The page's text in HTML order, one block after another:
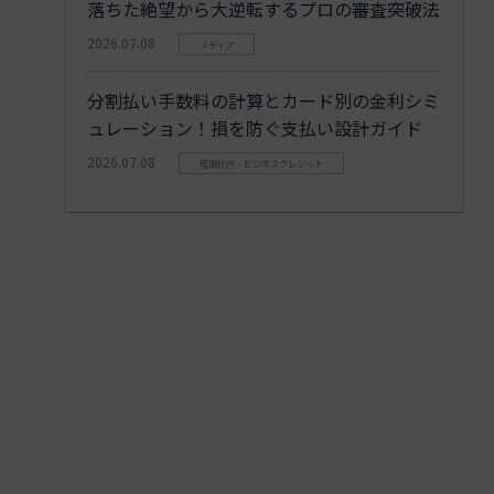
落ちた絶望から大逆転するプロの審査突破法
2026.07.08 メディア
分割払い手数料の計算とカード別の金利シミ
ュレーション！損を防ぐ支払い設計ガイド
2026.07.08 信販代行・ビジネスクレジット